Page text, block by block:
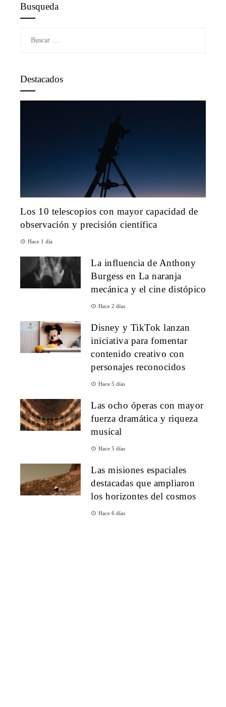
Busqueda
Destacados
Los 10 telescopios con mayor capacidad de
observación y precisión científica
Hace 1 día
La influencia de Anthony
Burgess en La naranja
mecánica y el cine distópico
Hace 2 días
Disney y TikTok lanzan
iniciativa para fomentar
contenido creativo con
personajes reconocidos
Hace 5 días
Las ocho óperas con mayor
fuerza dramática y riqueza
musical
Hace 5 días
Las misiones espaciales
destacadas que ampliaron
los horizontes del cosmos
Hace 6 días